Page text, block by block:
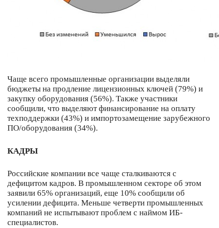
Чаще всего промышленные организации выделяли
бюджеты на продление лицензионных ключей (79%) и
закупку оборудования (56%). Также участники
сообщили, что выделяют финансирование на оплату
техподдержки (43%) и импортозамещение зарубежного
ПО/оборудования (34%).
КАДРЫ
Российские компании все чаще сталкиваются с
дефицитом кадров. В промышленном секторе об этом
заявили 65% организаций, еще 10% сообщили об
усилении дефицита. Меньше четверти промышленных
компаний не испытывают проблем с наймом ИБ-
специалистов.